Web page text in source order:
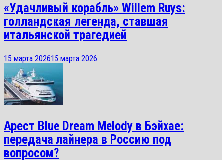
«Удачливый корабль» Willem Ruys:
голландская легенда, ставшая
итальянской трагедией
15 марта 202615 марта 2026
Арест Blue Dream Melody в Бэйхае:
передача лайнера в Россию под
вопросом?